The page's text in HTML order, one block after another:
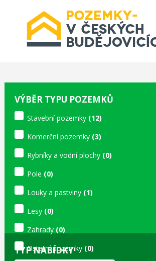
VÝBĚR TYPU POZEMKŮ
Stavební pozemky(12)
Komerční pozemky(3)
Rybníky a vodní plochy(0)
Pole (0)
Louky a pastviny(1)
Lesy(0)
Zahrady(0)
Ostatní pozemky(0)
TYP NABÍDKY